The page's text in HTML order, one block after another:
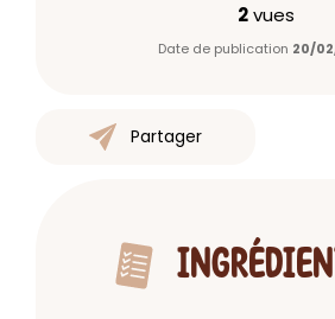
2vues
Date de publication 20/
Partager